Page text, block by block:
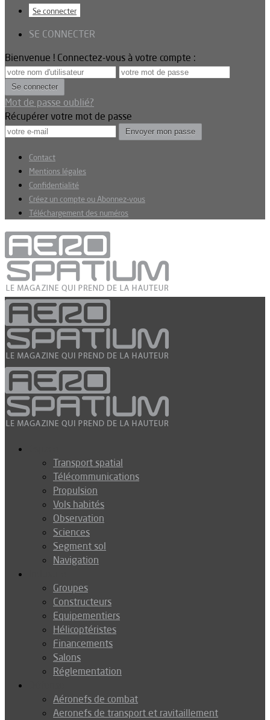
Se connecter
SE CONNECTER
Bienvenue ! Connectez-vous à votre compte :
Mot de passe oublié?
Récupérer votre mot de passe
Contact
Mentions légales
Confidentialité
Créez un compte ou Abonnez-vous
Téléchargement des numéros
Transport spatial
Télécommunications
Propulsion
Vols habités
Observation
Sciences
Segment sol
Navigation
Groupes
Constructeurs
Equipementiers
Hélicoptéristes
Financements
Salons
Réglementation
Aéronefs de combat
Aeronefs de transport et ravitaillement